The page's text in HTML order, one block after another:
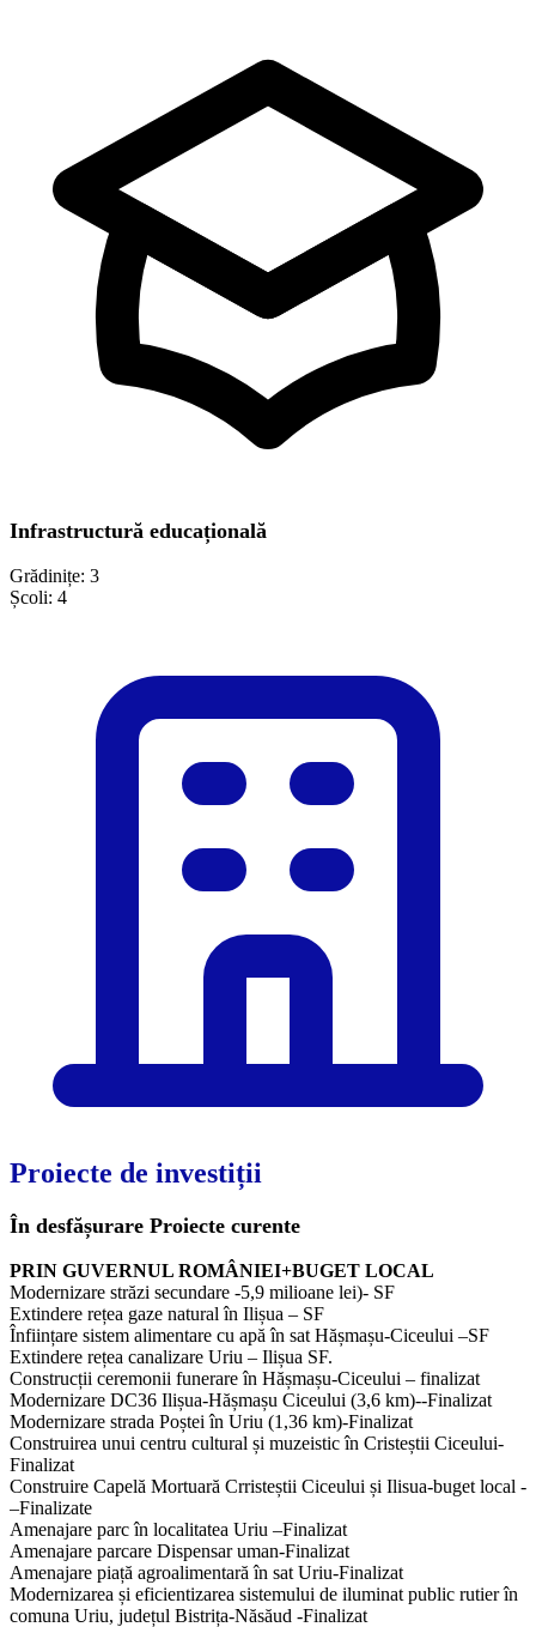
Infrastructură educațională
Grădinițe: 3
Școli: 4
Proiecte de investiții
În desfășurare Proiecte curente
PRIN GUVERNUL ROMÂNIEI+BUGET LOCAL
Modernizare străzi secundare -5,9 milioane lei)- SF
Extindere rețea gaze natural în Ilișua – SF
Înființare sistem alimentare cu apă în sat Hășmașu-Ciceului –SF
Extindere rețea canalizare Uriu – Ilișua SF.
Construcții ceremonii funerare în Hășmașu-Ciceului – finalizat
Modernizare DC36 Ilișua-Hășmașu Ciceului (3,6 km)--Finalizat
Modernizare strada Poștei în Uriu (1,36 km)-Finalizat
Construirea unui centru cultural și muzeistic în Cristeștii Ciceului-
Finalizat
Construire Capelă Mortuară Crristeștii Ciceului și Ilisua-buget local -
–Finalizate
Amenajare parc în localitatea Uriu –Finalizat
Amenajare parcare Dispensar uman-Finalizat
Amenajare piață agroalimentară în sat Uriu-Finalizat
Modernizarea și eficientizarea sistemului de iluminat public rutier în
comuna Uriu, județul Bistrița-Năsăud -Finalizat